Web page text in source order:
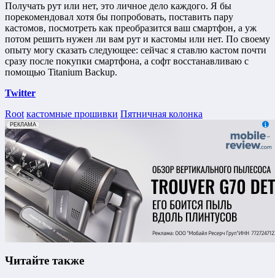
Получать рут или нет, это личное дело каждого. Я бы
порекомендовал хотя бы попробовать, поставить пару
кастомов, посмотреть как преобразится ваш смартфон, а уж
потом решить нужен ли вам рут и кастомы или нет. По своему
опыту могу сказать следующее: сейчас я ставлю кастом почти
сразу после покупки смартфона, а софт восстанавливаю с
помощью Titanium Backup.
Twitter
Root кастомные прошивки Пятничная колонка
erid: 2VfnxxmNzs5
РЕКЛАМА
Читайте также